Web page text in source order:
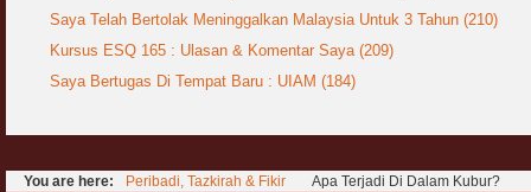
Berkenaan Witir & Tahajjud
Saya Telah Bertolak Meninggalkan Malaysia Untuk 3 Tahun (210)
Kursus ESQ 165 : Ulasan & Komentar Saya (209)
Saya Bertugas Di Tempat Baru : UIAM (184)
You are here: Peribadi, Tazkirah & Fikir Apa Terjadi Di Dalam Kubur?